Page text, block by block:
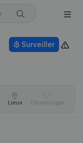
Surveiller
Lieux Chronologie